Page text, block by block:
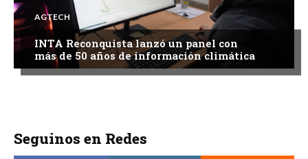
AGTECH
INTA Reconquista lanzó un panel con
más de 50 años de información climática
Seguinos en Redes